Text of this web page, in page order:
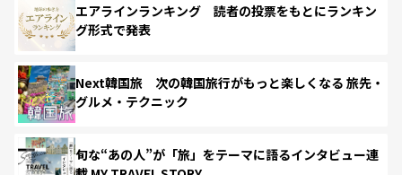
エアラインランキング 読者の投票をもとにランキン
グ形式で発表
Next韓国旅 次の韓国旅行がもっと楽しくなる 旅先・
グルメ・テクニック
旬な“あの人”が「旅」をテーマに語るインタビュー連